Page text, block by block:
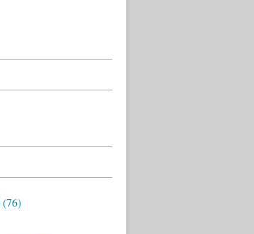
(76)